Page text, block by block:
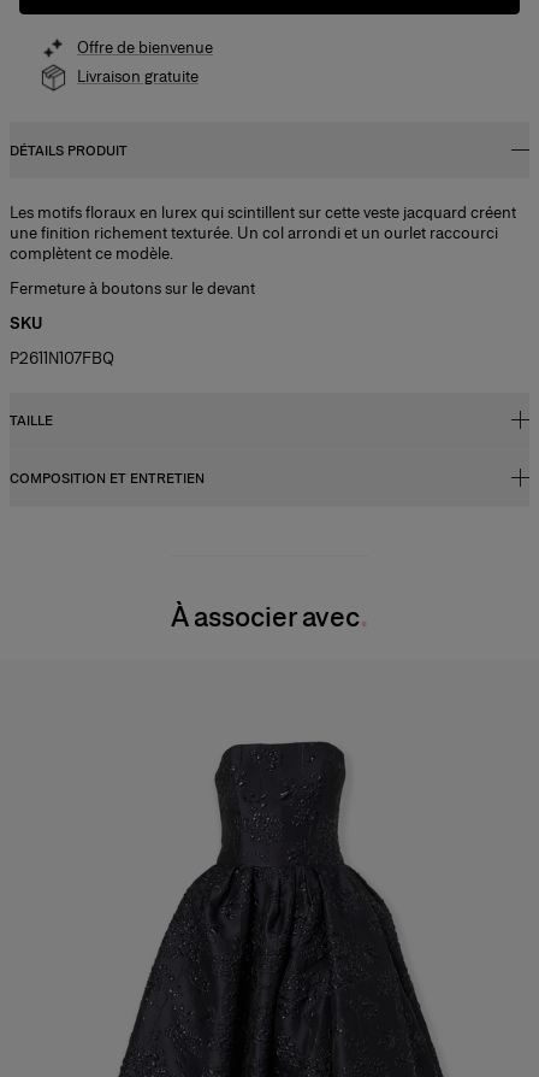
Offre de bienvenue
Livraison gratuite
DÉTAILS PRODUIT
Les motifs floraux en lurex qui scintillent sur cette veste jacquard créent
une finition richement texturée. Un col arrondi et un ourlet raccourci
complètent ce modèle.
Fermeture à boutons sur le devant
SKU
P2611N107FBQ
TAILLE
Coupe régulière
COMPOSITION ET ENTRETIEN
Nettoyage à sec uniquementÀ associer avec